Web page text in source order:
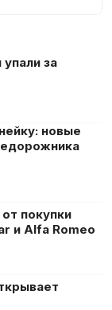
за
новые
покупки
и Alfa Romeo